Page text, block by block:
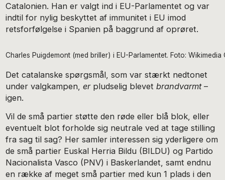
Catalonien. Han er valgt ind i EU-Parlamentet og var
indtil for nylig beskyttet af immunitet i EU imod
retsforfølgelse i Spanien på baggrund af oprøret.
Charles Puigdemont (med briller) i EU-Parlamentet. Foto: Wikimedia
Det catalanske spørgsmål, som var stærkt nedtonet
under valgkampen,er pludselig blevetbrandvarmt–
igen.
Vil de små partier støtte den røde eller blå blok, eller
eventuelt blot forholde sig neutrale ved at tage stilling
fra sag til sag? Her samler interessen sig yderligere om
de små partier Euskal Herria Bildu (BILDU) og Partido
Nacionalista Vasco (PNV) i Baskerlandet, samt endnu
en række af meget små partier med kun 1 plads i den